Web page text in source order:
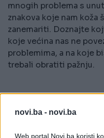
novi.ba - novi.ba
Web portal Novi.ba koristi
mnogih problema s
znakova koje nam koža
zanemariti. Doznajte
koje većina nas ne
problemima, a na koje
trebali obratiti pažnju.